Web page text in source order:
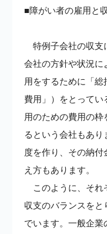
■障がい者の雇用と
特例子会社の収支
会社の方針や状況に
用をするために「
費用」）をとって
用のための費用の
るという会社もあり
度を作り、その納
え方もあります。
このように、それ
収支のバランスを
でいます。一般企業